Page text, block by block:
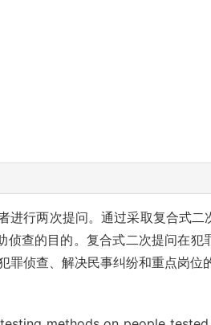
进行两次提问。通过采取复合式
查的目的。复合式二次提问在
罪侦查、解决民事纠纷和重点岗位